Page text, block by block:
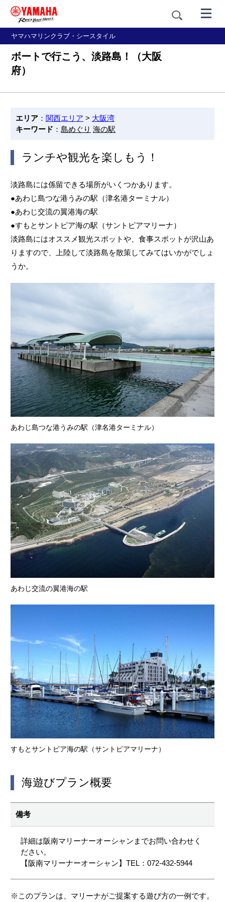
ヤマハマリンクラブ・シースタイル
ボートで行こう、淡路島！（大阪
府）
エリア ： 関西エリア > 大阪湾
キーワード ： 島めぐり 海の駅
ランチや観光を楽しもう！
淡路島には係留できる場所がいくつかあります。
●あわじ島つな港うみの駅（津名港ターミナル）
●あわじ交流の翼港海の駅
●すもとサントピア海の駅（サントピアマリーナ）
淡路島にはオススメ観光スポットや、食事スポットが沢山あ
りますので、上陸して淡路島を散策してみてはいかがでしょ
うか。
あわじ島つな港うみの駅（津名港ターミナル）
あわじ交流の翼港海の駅
すもとサントピア海の駅（サントピアマリーナ）
海遊びプラン概要
備考
詳細は阪南マリーナーオーシャンまでお問い合わせく
ださい。
【阪南マリーナーオーシャン】TEL：072-432-5944
※このプランは、マリーナがご提案する遊び方の一例です。